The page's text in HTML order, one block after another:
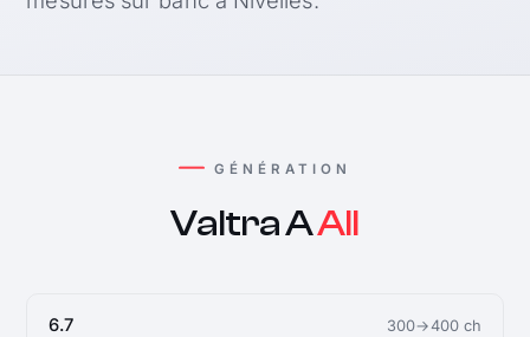
GÉNÉRATION
Valtra AAll
6.7 300→400 ch